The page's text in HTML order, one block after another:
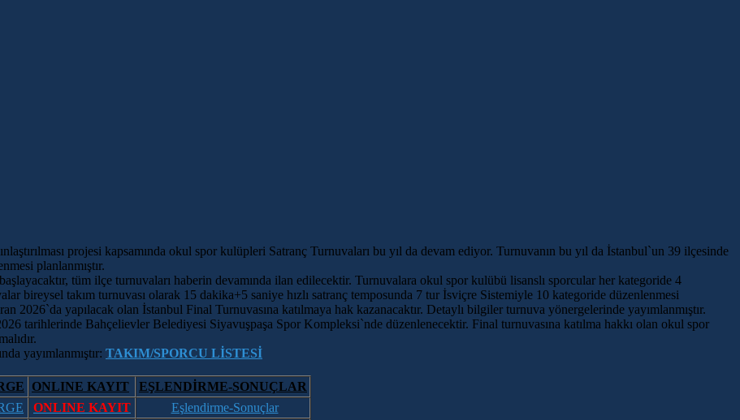
projesi kapsamında okul spor kulüpleri Satranç Turnuvaları bu yıl da devam ediyor. Turnuvanın bu yıl da İstanbul`un 39 ilçesinde
planlanmıştır.
tüm ilçe turnuvaları haberin devamında ilan edilecektir. Turnuvalara okul spor kulübü lisanslı sporcular her kategoride 4
bireysel takım turnuvası olarak 15 dakika+5 saniye hızlı satranç temposunda 7 tur İsviçre Sistemiyle 10 kategoride düzenlenmesi
2026`da yapılacak olan İstanbul Final Turnuvasına katılmaya hak kazanacaktır. Detaylı bilgiler turnuva yönergelerinde yayımlanmıştır.
tarihlerinde Bahçelievler Belediyesi Siyavuşpaşa Spor Kompleksi`nde düzenlenecektir. Final turnuvasına katılma hakkı olan okul spor
yayımlanmıştır: TAKIM/SPORCU LİSTESİ
ONLINE KAYIT
EŞLENDİRME-SONUÇLAR
ONLINE KAYIT
Eşlendirme-Sonuçlar